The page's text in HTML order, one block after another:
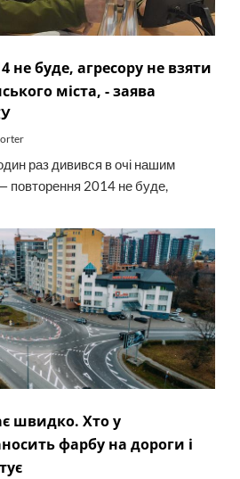
не буде, агресору не взяти
міста, - заява
раз дивився в очі нашим
повторення 2014 не буде,
швидко. Хто у
фарбу на дороги і